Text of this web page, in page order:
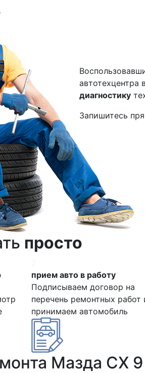
автотехцентра
диагностику
Запишитесь
просто
прием авто в работу
Подписываем договор на
перечень ремонтных работ
принимаем автомобиль
Мазда СХ 9